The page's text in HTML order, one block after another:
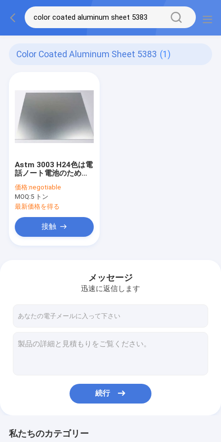
Color Coated Aluminum Sheet 5383 (1)
Astm 3003 H24色は電
話ノート電池のための
3005 5383に塗った
価格:negotiable
MOQ:5 トン
最新価格を得る
接触
メッセージ
迅速に返信します
続行
私たちのカテゴリー